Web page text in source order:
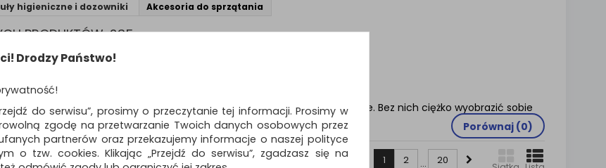
higieniczne i dozowniki Akcesoria do sprzątania
PRODUKTÓW: 235
mopy, gąbki, ściereczki są niezbędne w każdym domu oraz biurze. Bez nich ciężko wyobrazić sobie
w pomieszczeniu.
Porównaj (0)
Pokaż 12 produktów 1 2 ... 20
Drodzy Państwo!
do serwisu”, prosimy o przeczytanie tej informacji. Prosimy w
zgodę na przetwarzanie Twoich danych osobowych przez
partnerów oraz przekazujemy informacje o naszej polityce
o tzw. cookies. Klikając „Przejdź do serwisu”, zgadzasz się na